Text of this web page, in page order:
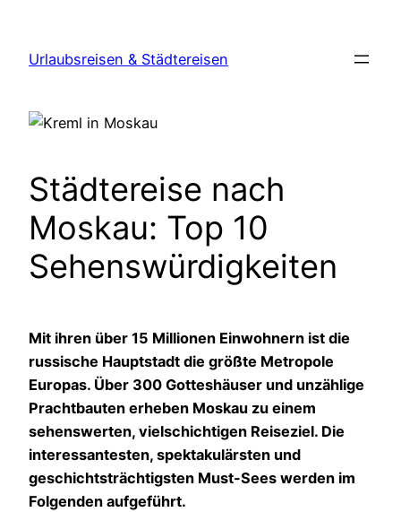
springen
Urlaubsreisen & Städtereisen
Städtereise nach
Moskau: Top 10
Sehenswürdigkeiten
Mit ihren über 15 Millionen Einwohnern ist die
russische Hauptstadt die größte Metropole
Europas. Über 300 Gotteshäuser und unzählige
Prachtbauten erheben Moskau zu einem
sehenswerten, vielschichtigen Reiseziel. Die
interessantesten, spektakulärsten und
geschichtsträchtigsten Must-Sees werden im
Folgenden aufgeführt.